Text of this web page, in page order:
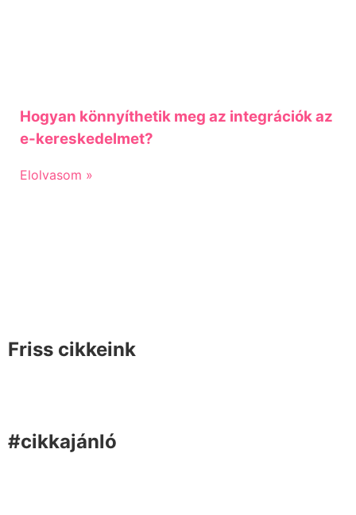
Hogyan könnyíthetik meg az integrációk az
e-kereskedelmet?
Elolvasom »
Friss cikkeink
#cikkajánló